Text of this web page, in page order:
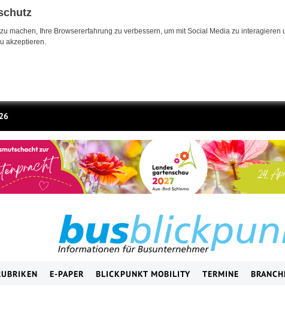
machen, Ihre Browsererfahrung zu verbessern, um mit Social Media zu
akzeptieren.
E-PAPER BLICKPUNKT MOBILITY TERMINE